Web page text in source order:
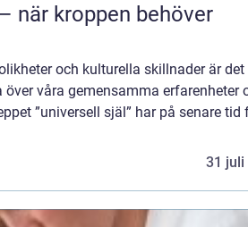
när kroppen behöver
och kulturella skillnader är det
våra gemensamma erfarenheter
”universell själ” har på senare tid
31 juli